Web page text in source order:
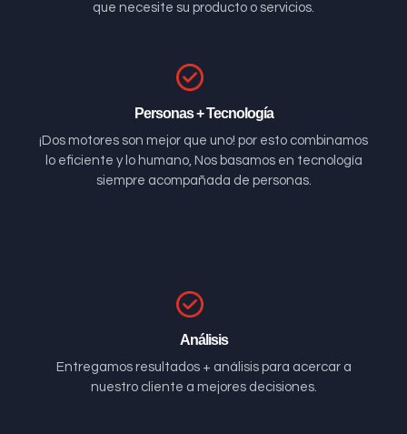
que necesite su producto o servicios.
Personas + Tecnología
¡Dos motores son mejor que uno! por esto combinamos
lo eficiente y lo humano, Nos basamos en tecnología
siempre acompañada de personas.
Análisis
Entregamos resultados + análisis para acercar a
nuestro cliente a mejores decisiones.